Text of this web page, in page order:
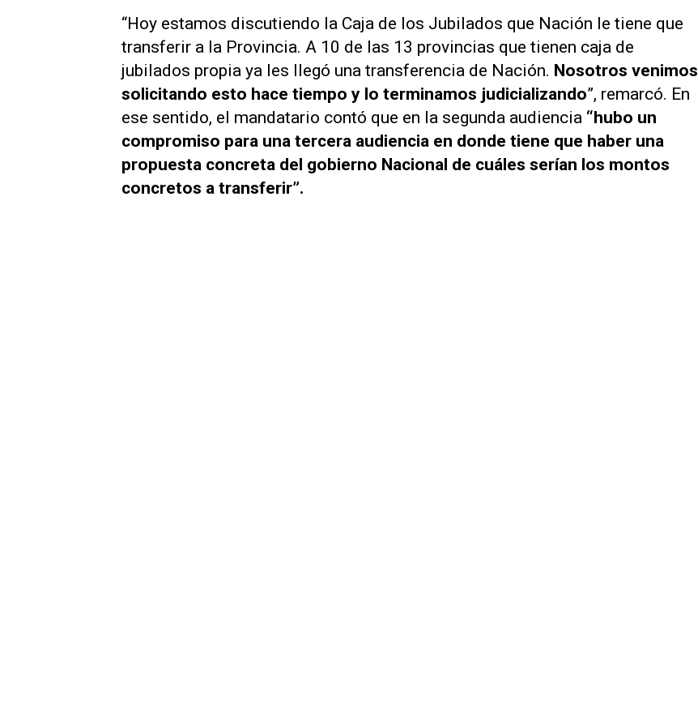
“Hoy estamos discutiendo la Caja de los Jubilados que Nación le tiene que
transferir a la Provincia. A 10 de las 13 provincias que tienen caja de
jubilados propia ya les llegó una transferencia de Nación. Nosotros venimos
solicitando esto hace tiempo y lo terminamos judicializando”, remarcó. En
ese sentido, el mandatario contó que en la segunda audiencia “hubo un
compromiso para una tercera audiencia en donde tiene que haber una
propuesta concreta del gobierno Nacional de cuáles serían los montos
concretos a transferir”.